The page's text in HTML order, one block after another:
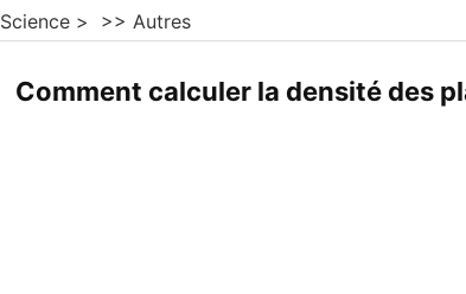
Science> >> Autres
Comment calculer la densité des